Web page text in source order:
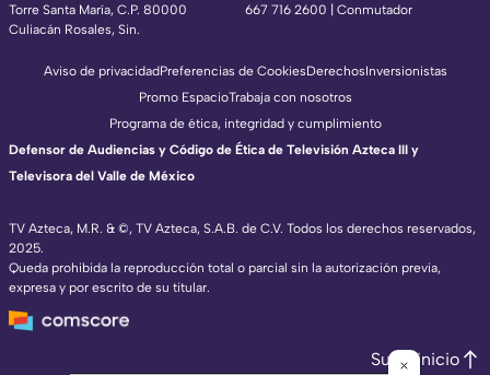
Torre Santa María, C.P. 80000
Culiacán Rosales, Sin.
667 716 2600 | Conmutador
TV Azteca, M.R. & ©, TV Azteca, S.A.B. de C.V. Todos los derechos reservados,
2025.
Queda prohibida la reproducción total o parcial sin la autorización previa,
expresa y por escrito de su titular.
Aviso de privacidadPreferencias de CookiesDerechosInversionistas
Promo EspacioTrabaja con nosotros
Programa de ética, integridad y cumplimiento
Defensor de Audiencias y Código de Ética de Televisión Azteca III y
Televisora del Valle de México
Subir inicio